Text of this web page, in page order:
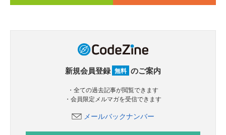
新規会員登録 無料 のご案内
・全ての過去記事が閲覧できます
・会員限定メルマガを受信できます
メールバックナンバー